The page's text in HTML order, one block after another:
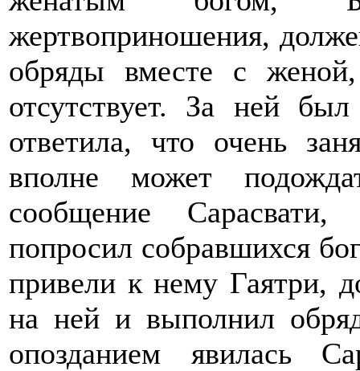
жертвоприношения,
обряды вместе с
отсутствует. За ней
ответила, что очень
вполне может
сообщение Сарасвати,
попросил собравшихся
привели к нему Гаятри,
на ней и выполнил
опозданием явилась